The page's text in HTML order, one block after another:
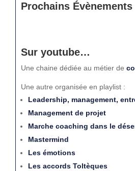
Prochains Évènements
Sur youtube…
Une chaine dédiée au métier de
Une autre organisée en playlist :
Leadership, management,
Management de projet
Marche coaching dans le
Mastermind
Les émotions
Les accords Toltèques